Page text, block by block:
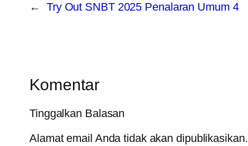
← Try Out SNBT 2025 Penalaran Umum 4
Komentar
Tinggalkan Balasan
Alamat email Anda tidak akan dipublikasikan.